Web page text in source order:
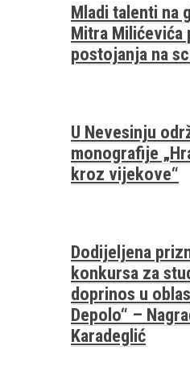
Mladi talenti na
Mitra Milićevića
postojanja na
U Nevesinju
monografije
kroz vijekove“
Dodijeljena
konkursa za
doprinos u
Depolo“ –
Karadeglić